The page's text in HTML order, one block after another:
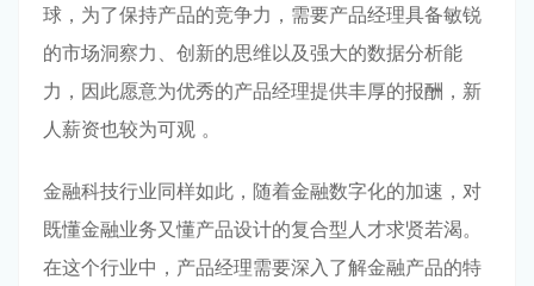
球，为了保持产品的竞争力，需要产品经理具备敏锐
的市场洞察力、创新的思维以及强大的数据分析能
力，因此愿意为优秀的产品经理提供丰厚的报酬，新
人薪资也较为可观 。
金融科技行业同样如此，随着金融数字化的加速，对
既懂金融业务又懂产品设计的复合型人才求贤若渴。
在这个行业中，产品经理需要深入了解金融产品的特